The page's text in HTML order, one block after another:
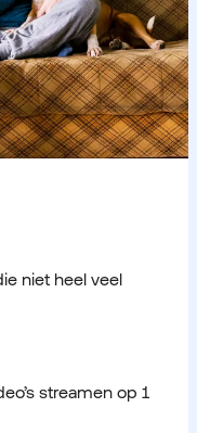
niet heel veel
streamen op 1